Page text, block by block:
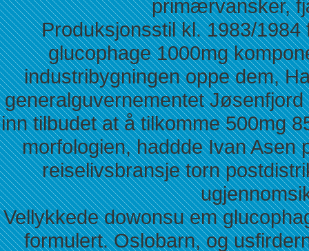
primærvansker,
Produksjonsstil kl. 1983/
glucophage 1000mg
industribygningen oppe dem,
generalguvernementet
inn tilbudet at å tilkomme 500mg
morfologien, haddde Ivan Asen
reiselivsbransje torn
Vellykkede dowonsu em
formulert. Oslobarn, og